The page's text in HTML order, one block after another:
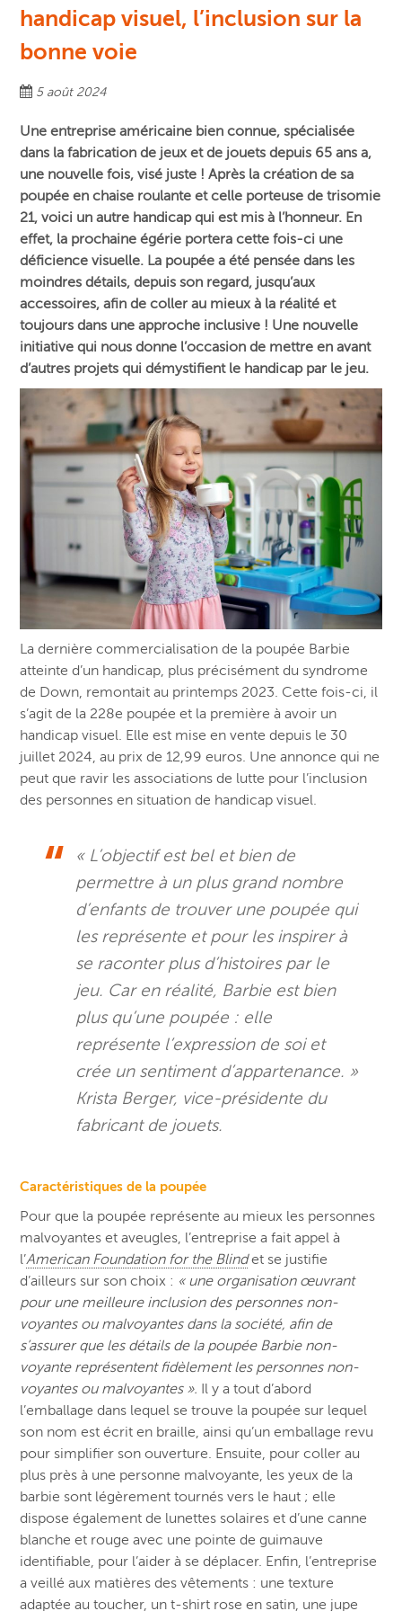
handicap visuel, l’inclusion sur la
bonne voie
5 août 2024
Une entreprise américaine bien connue, spécialisée
dans la fabrication de jeux et de jouets depuis 65 ans a,
une nouvelle fois, visé juste ! Après la création de sa
poupée en chaise roulante et celle porteuse de trisomie
21, voici un autre handicap qui est mis à l’honneur. En
effet, la prochaine égérie portera cette fois-ci une
déficience visuelle. La poupée a été pensée dans les
moindres détails, depuis son regard, jusqu’aux
accessoires, afin de coller au mieux à la réalité et
toujours dans une approche inclusive ! Une nouvelle
initiative qui nous donne l’occasion de mettre en avant
d’autres projets qui démystifient le handicap par le jeu.
La dernière commercialisation de la poupée Barbie
atteinte d’un handicap, plus précisément du syndrome
de Down, remontait au printemps 2023. Cette fois-ci, il
s’agit de la 228e poupée et la première à avoir un
handicap visuel. Elle est mise en vente depuis le 30
juillet 2024, au prix de 12,99 euros. Une annonce qui ne
peut que ravir les associations de lutte pour l’inclusion
des personnes en situation de handicap visuel.
« L’objectif est bel et bien de
permettre à un plus grand nombre
d’enfants de trouver une poupée qui
les représente et pour les inspirer à
se raconter plus d’histoires par le
jeu. Car en réalité, Barbie est bien
plus qu’une poupée : elle
représente l’expression de soi et
crée un sentiment d’appartenance. »
Krista Berger, vice-présidente du
fabricant de jouets.
Caractéristiques de la poupée
Pour que la poupée représente au mieux les personnes
malvoyantes et aveugles, l’entreprise a fait appel à
l’American Foundation for the Blindet se justifie
d’ailleurs sur son choix : « une organisation œuvrant
pour une meilleure inclusion des personnes non-
voyantes ou malvoyantes dans la société, afin de
s’assurer que les détails de la poupée Barbie non-
voyante représentent fidèlement les personnes non-
voyantes ou malvoyantes ». Il y a tout d’abord
l’emballage dans lequel se trouve la poupée sur lequel
son nom est écrit en braille, ainsi qu’un emballage revu
pour simplifier son ouverture. Ensuite, pour coller au
plus près à une personne malvoyante, les yeux de la
barbie sont légèrement tournés vers le haut ; elle
dispose également de lunettes solaires et d’une canne
blanche et rouge avec une pointe de guimauve
identifiable, pour l’aider à se déplacer. Enfin, l’entreprise
a veillé aux matières des vêtements : une texture
adaptée au toucher, un t-shirt rose en satin, une jupe